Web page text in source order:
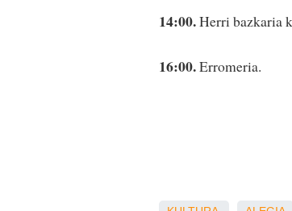
14:00.Herri bazkaria
16:00.Erromeria.